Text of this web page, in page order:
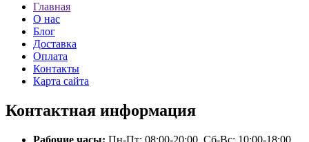
Главная
О нас
Блог
Доставка
Оплата
Контакты
Карта сайта
Контактная информация